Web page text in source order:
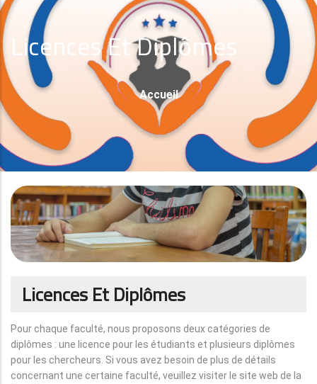
Licences Et Diplômes
Fil
D'Ariane
Accueil
Licences Et Diplômes
Pour chaque faculté, nous proposons deux catégories de
diplômes : une licence pour les étudiants et plusieurs diplômes
pour les chercheurs. Si vous avez besoin de plus de détails
concernant une certaine faculté, veuillez visiter le site web de la